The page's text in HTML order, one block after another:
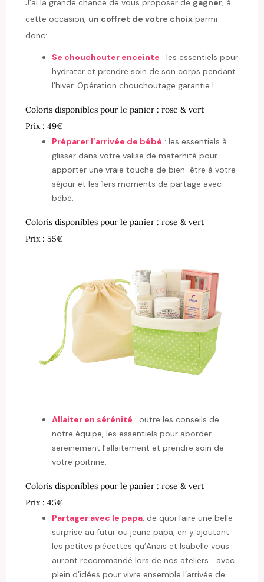
J’ai la grande chance de vous proposer de gagner, à
cette occasion, un coffret de votre choix parmi
donc:
Se chouchouter enceinte : les essentiels pour
hydrater et prendre soin de son corps pendant
l’hiver. Opération chouchoutage garantie !
Coloris disponibles pour le panier : rose & vert
Prix : 49€
Préparer l’arrivée de bébé : les essentiels à
glisser dans votre valise de maternité pour
apporter une vraie touche de bien-être à votre
séjour et les 1ers moments de partage avec
bébé.
Coloris disponibles pour le panier : rose & vert
Prix : 55€
Allaiter en sérénité : outre les conseils de
notre équipe, les essentiels pour aborder
sereinement l’allaitement et prendre soin de
votre poitrine.
Coloris disponibles pour le panier : rose & vert
Prix : 45€
Partager avec le papa: de quoi faire une belle
surprise au futur ou jeune papa, en y ajoutant
les petites piécettes qu’Anaïs et Isabelle vous
auront recommandé lors de nos ateliers… avec
plein d’idées pour vivre ensemble l’arrivée de